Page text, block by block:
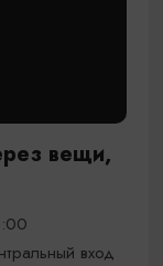
вещи,
вход